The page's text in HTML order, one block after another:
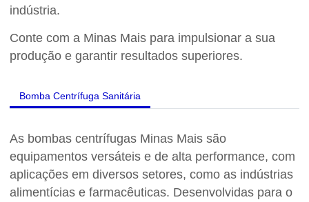
indústria.
Conte com a Minas Mais para impulsionar a sua
produção e garantir resultados superiores.
Bomba Centrífuga Sanitária
As bombas centrífugas Minas Mais são
equipamentos versáteis e de alta performance, com
aplicações em diversos setores, como as indústrias
alimentícias e farmacêuticas. Desenvolvidas para o